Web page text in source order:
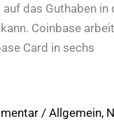
das Guthaben in
Coinbase
Card in sechs
/Allgemein,